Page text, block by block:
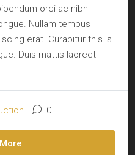
orci ac nibh
Nullam tempus
erat. Curabitur this is
Duis mattis laoreet
0